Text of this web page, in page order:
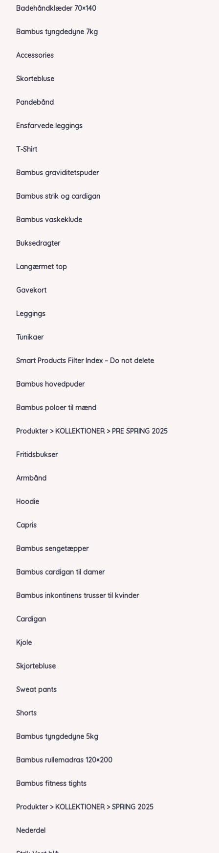
Badehåndklæder 70×140
Bambus tyngdedyne 7kg
Accessories
Skortebluse
Pandebånd
Ensfarvede leggings
T-Shirt
Bambus graviditetspuder
Bambus strik og cardigan
Bambus vaskeklude
Buksedragter
Langærmet top
Gavekort
Leggings
Tunikaer
Smart Products Filter Index – Do not delete
Bambus hovedpuder
Bambus poloer til mænd
Produkter > KOLLEKTIONER > PRE SPRING 2025
Fritidsbukser
Armbånd
Hoodie
Capris
Bambus sengetæpper
Bambus cardigan til damer
Bambus inkontinens trusser til kvinder
Cardigan
Kjole
Skjortebluse
Sweat pants
Shorts
Bambus tyngdedyne 5kg
Bambus rullemadras 120×200
Bambus fitness tights
Produkter > KOLLEKTIONER > SPRING 2025
Nederdel